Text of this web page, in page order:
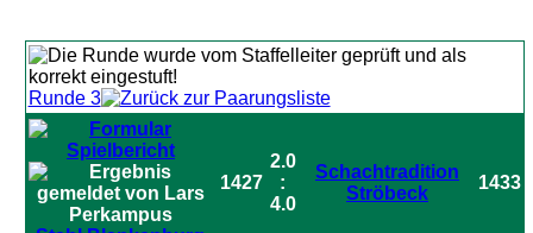
Runde 3
1427
2.0
:
4.0
Schachtradition
Ströbeck
1433